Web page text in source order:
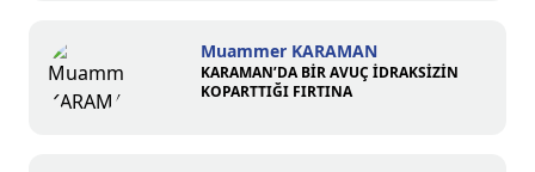
Muammer KARAMAN
KARAMAN’DA BİR AVUÇ İDRAKSİZİN
KOPARTTIĞI FIRTINA